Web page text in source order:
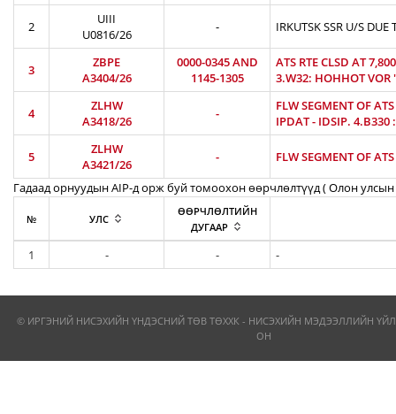
2
UIII
U0816/26
- IRKUTSK SSR U/S DUE
3
ZBPE
A3404/26
0000-0345 AND
1145-1305
ATS RTE CLSD AT
3.W32: HOHHOT VOR
4
ZLHW
A3418/26
-
FLW SEGMENT OF
IPDAT - IDSIP. 4.B330
5
ZLHW
A3421/26
-
FLW SEGMENT OF
Гадаад орнуудын AIP-д орж буй томоохон өөрчлөлтүүд ( Олон улсын
№ УЛС
ӨӨРЧЛӨЛТИЙН
ДУГААР
1 - - -
© ИРГЭНИЙ НИСЭХИЙН ҮНДЭСНИЙ ТӨВ ТӨХХК - НИСЭХИЙН МЭДЭЭЛЛИЙН
ОН